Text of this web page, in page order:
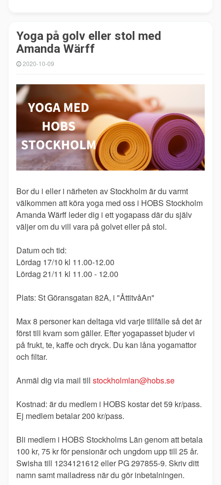
Yoga på golv eller stol med
Amanda Wärff
2020-10-09
Bor du i eller i närheten av Stockholm är du varmt
välkommen att köra yoga med oss i HOBS Stockholm
Amanda Wärff leder dig i ett yogapass där du själv
väljer om du vill vara på golvet eller på stol.
Datum och tid:
Lördag 17/10 kl 11.00-12.00
Lördag 21/11 kl 11.00 - 12.00
Plats: St Göransgatan 82A, i "ÅttitvåAn"
Max 8 personer kan deltaga vid varje tillfälle så det är
först till kvarn som gäller. Efter yogapasset bjuder vi
på frukt, te, kaffe och dryck. Du kan låna yogamattor
och filtar.
Anmäl dig via mail till stockholmlan@hobs.se
Kostnad: är du medlem i HOBS kostar det 59 kr/pass.
Ej medlem betalar 200 kr/pass.
Bli medlem i HOBS Stockholms Län genom att betala
100 kr, 75 kr för pensionär och ungdom upp till 25 år.
Swisha till 1234121612 eller PG 297855-9. Skriv ditt
namn samt mailadress när du gör inbetalningen.